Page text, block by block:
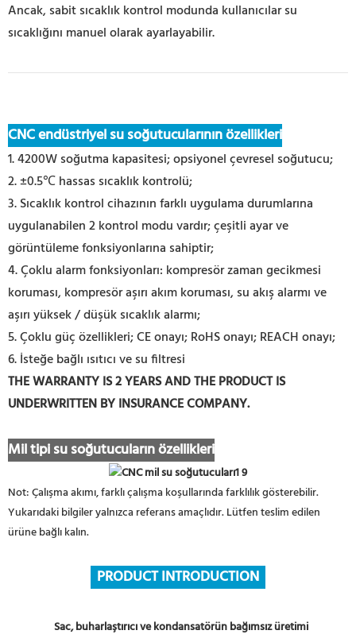
Ancak, sabit sıcaklık kontrol modunda kullanıcılar su
sıcaklığını manuel olarak ayarlayabilir.
CNC endüstriyel su soğutucularının özellikleri
1. 4200W soğutma kapasitesi; opsiyonel çevresel soğutucu;
2. ±0.5℃ hassas sıcaklık kontrolü;
3. Sıcaklık kontrol cihazının farklı uygulama durumlarına
uygulanabilen 2 kontrol modu vardır; çeşitli ayar ve
görüntüleme fonksiyonlarına sahiptir;
4. Çoklu alarm fonksiyonları: kompresör zaman gecikmesi
koruması, kompresör aşırı akım koruması, su akış alarmı ve
aşırı yüksek / düşük sıcaklık alarmı;
5. Çoklu güç özellikleri; CE onayı; RoHS onayı; REACH onayı;
6. İsteğe bağlı ısıtıcı ve su filtresi
THE WARRANTY IS 2 YEARS AND THE PRODUCT IS
UNDERWRITTEN BY INSURANCE COMPANY.
Mil tipi su soğutucuların özellikleri
Not: Çalışma akımı, farklı çalışma koşullarında farklılık gösterebilir.
Yukarıdaki bilgiler yalnızca referans amaçlıdır. Lütfen teslim edilen
ürüne bağlı kalın.
PRODUCT INTRODUCTION
Sac, buharlaştırıcı ve kondansatörün bağımsız üretimi